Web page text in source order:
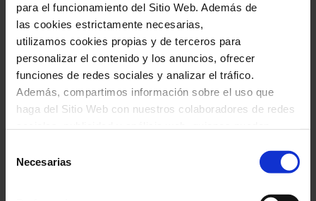
para el funcionamiento del Sitio Web. Además de
las cookies estrictamente necesarias,
utilizamos cookies propias y de terceros para
personalizar el contenido y los anuncios, ofrecer
funciones de redes sociales y analizar el tráfico.
Además, compartimos información sobre el uso que
haga del Sitio Web con nuestros colaboradores de redes
proporcionado o que hayan recopilado a través del uso
que haya hecho de sus servicios. En el cuadro inferior
puede “Permitir todas las cookies” o seleccionar el tipo
Necesarias
alguns temes nous. Una autèntica delícia pels
amants de la seva música, que permetrà conèixer
millor l'artista a través de les seves excel·lents
composicions.
IMPORTANTE: Los menores de 16 años
acompañados de su padre, madre o tutor